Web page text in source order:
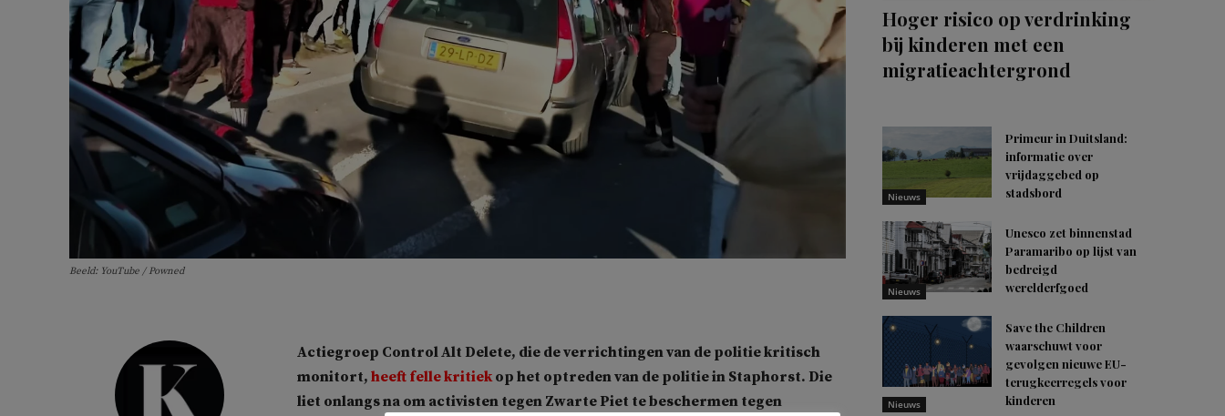
Beeld: YouTube / Powned
Actiegroep Control Alt Delete, die de verrichtingen van de politie kritisch
monitort, heeft felle kritiekop het optreden van de politie in Staphorst. Die
liet onlangs na om activisten tegen Zwarte Piet te beschermen tegen
Hoger risico op verdrinking
bij kinderen met een
migratieachtergrond
Nieuws
Primeur in Duitsland:
informatie over
vrijdaggebed op
stadsbord
Nieuws
Unesco zet binnenstad
Paramaribo op lijst van
bedreigd
werelderfgoed
Nieuws
Save the Children
waarschuwt voor
gevolgen nieuwe EU-
terugkeerregels voor
kinderen